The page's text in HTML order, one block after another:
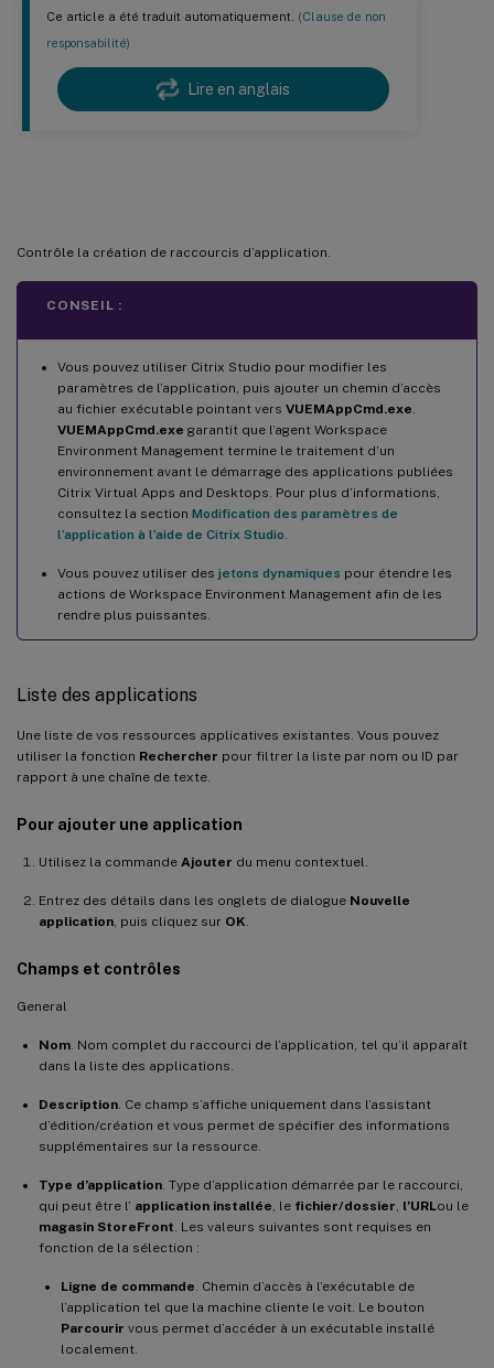
Ce article a été traduit automatiquement. (Clause de non
responsabilité)
Lire en anglais
Contrôle la création de raccourcis d’application.
CONSEIL :
Vous pouvez utiliser Citrix Studio pour modifier les
paramètres de l’application, puis ajouter un chemin d’accès
au fichier exécutable pointant vers VUEMAppCmd.exe
VUEMAppCmd.exe garantit que l’agent Workspace
Environment Management termine le traitement d’un
environnement avant le démarrage des applications publiées
Citrix Virtual Apps and Desktops. Pour plus d’informations,
consultez la section Modification des paramètres de
l’application à l’aide de Citrix Studio
Vous pouvez utiliser des jetons dynamiques pour étendre les
actions de Workspace Environment Management afin de les
rendre plus puissantes.
Liste des applications
Une liste de vos ressources applicatives existantes. Vous pouvez
utiliser la fonction Rechercher pour filtrer la liste par nom ou ID par
rapport à une chaîne de texte.
Pour ajouter une application
Utilisez la commande Ajouter du menu contextuel.
Entrez des détails dans les onglets de dialogue Nouvelle
application , puis cliquez sur OK
Champs et contrôles
General
Nom . Nom complet du raccourci de l’application, tel qu’il apparaît
dans la liste des applications.
Description . Ce champ s’affiche uniquement dans l’assistant
d’édition/création et vous permet de spécifier des informations
supplémentaires sur la ressource.
Type d’application . Type d’application démarrée par le raccourci,
qui peut être l’ application installée , le fichier/dossier l’URLou le
magasin StoreFront . Les valeurs suivantes sont requises en
fonction de la sélection :
Ligne de commande . Chemin d’accès à l’exécutable de
l’application tel que la machine cliente le voit. Le bouton
Parcourir vous permet d’accéder à un exécutable installé
localement.